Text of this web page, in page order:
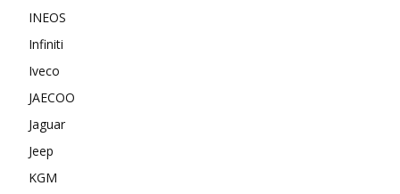
INEOS
Infiniti
Iveco
JAECOO
Jaguar
Jeep
KGM